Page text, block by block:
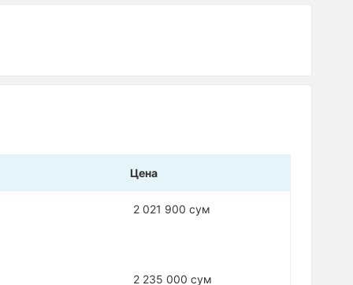
Цена
2 021 900 сум
2 235 000 сум